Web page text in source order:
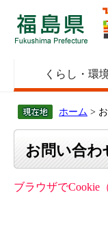
福
くらし・環
ホーム >
お問い合わ
ブラウザでCookie